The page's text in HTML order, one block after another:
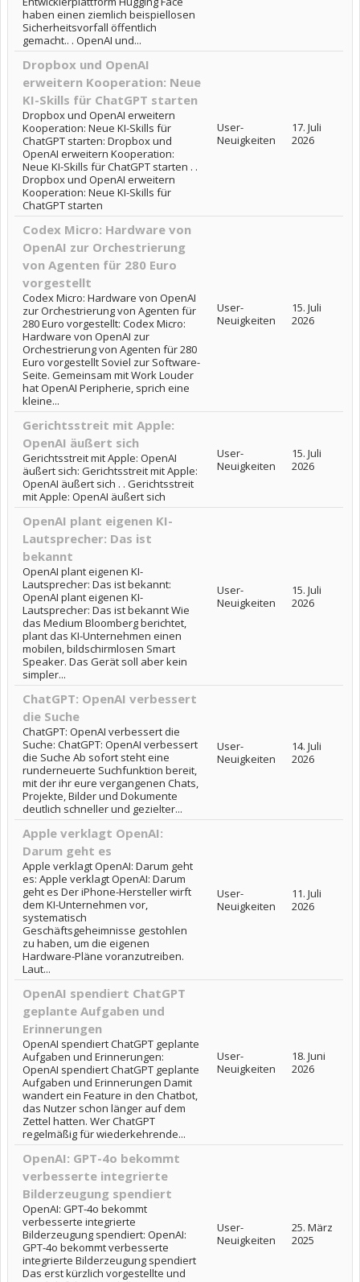
haben einen ziemlich beispiellosen
Sicherheitsvorfall öffentlich
gemacht.. . OpenAI und...
Dropbox und OpenAI
erweitern Kooperation: Neue
KI-Skills für ChatGPT starten
Dropbox und OpenAI erweitern
Kooperation: Neue KI-Skills für
ChatGPT starten: Dropbox und
OpenAI erweitern Kooperation:
Neue KI-Skills für ChatGPT starten . .
Dropbox und OpenAI erweitern
Kooperation: Neue KI-Skills für
ChatGPT starten
User-
Neuigkeiten
17. Juli
2026
Codex Micro: Hardware von
OpenAI zur Orchestrierung
von Agenten für 280 Euro
vorgestellt
Codex Micro: Hardware von OpenAI
zur Orchestrierung von Agenten für
280 Euro vorgestellt: Codex Micro:
Hardware von OpenAI zur
Orchestrierung von Agenten für 280
Euro vorgestellt Soviel zur Software-
Seite. Gemeinsam mit Work Louder
hat OpenAI Peripherie, sprich eine
kleine...
User-
Neuigkeiten
15. Juli
2026
Gerichtsstreit mit Apple:
OpenAI äußert sich
Gerichtsstreit mit Apple: OpenAI
äußert sich: Gerichtsstreit mit Apple:
OpenAI äußert sich . . Gerichtsstreit
mit Apple: OpenAI äußert sich
User-
Neuigkeiten
15. Juli
2026
OpenAI plant eigenen KI-
Lautsprecher: Das ist
bekannt
OpenAI plant eigenen KI-
Lautsprecher: Das ist bekannt:
OpenAI plant eigenen KI-
Lautsprecher: Das ist bekannt Wie
das Medium Bloomberg berichtet,
plant das KI-Unternehmen einen
mobilen, bildschirmlosen Smart
Speaker. Das Gerät soll aber kein
simpler...
User-
Neuigkeiten
15. Juli
2026
ChatGPT: OpenAI verbessert
die Suche
ChatGPT: OpenAI verbessert die
Suche: ChatGPT: OpenAI verbessert
die Suche Ab sofort steht eine
runderneuerte Suchfunktion bereit,
mit der ihr eure vergangenen Chats,
Projekte, Bilder und Dokumente
deutlich schneller und gezielter...
User-
Neuigkeiten
14. Juli
2026
Apple verklagt OpenAI:
Darum geht es
Apple verklagt OpenAI: Darum geht
es: Apple verklagt OpenAI: Darum
geht es Der iPhone-Hersteller wirft
dem KI-Unternehmen vor,
systematisch
Geschäftsgeheimnisse gestohlen
zu haben, um die eigenen
Hardware-Pläne voranzutreiben.
Laut...
User-
Neuigkeiten
11. Juli
2026
OpenAI spendiert ChatGPT
geplante Aufgaben und
Erinnerungen
OpenAI spendiert ChatGPT geplante
Aufgaben und Erinnerungen:
OpenAI spendiert ChatGPT geplante
Aufgaben und Erinnerungen Damit
wandert ein Feature in den Chatbot,
das Nutzer schon länger auf dem
Zettel hatten. Wer ChatGPT
regelmäßig für wiederkehrende...
User-
Neuigkeiten
18. Juni
2026
OpenAI: GPT-4o bekommt
verbesserte integrierte
Bilderzeugung spendiert
OpenAI: GPT-4o bekommt
verbesserte integrierte
Bilderzeugung spendiert: OpenAI:
GPT-4o bekommt verbesserte
integrierte Bilderzeugung spendiert
Das erst kürzlich vorgestellte und
User-
Neuigkeiten
25. März
2025